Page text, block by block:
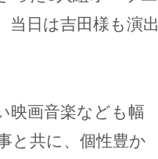
当日は吉田様も演出
映画音楽なども幅
と共に、個性豊か